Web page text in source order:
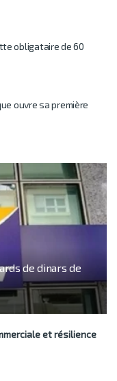
obligataire de 60
ouvre sa première
de dinars de
et résilience